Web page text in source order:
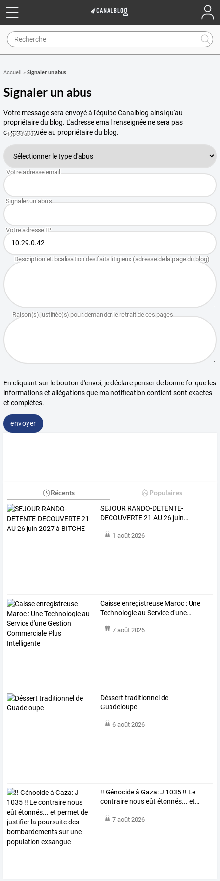
Accueil » Signaler un abus
Signaler un abus
Votre message sera envoyé à l'équipe Canalblog ainsi qu'au
propriétaire du blog. L'adresse email renseignée ne sera pas
communiquée au propriétaire du blog.
En cliquant sur le bouton d'envoi, je déclare penser de bonne foi que les
informations et allégations que ma notification contient sont exactes
et complètes.
envoyer
Récents Populaires
SEJOUR RANDO-DETENTE-
DECOUVERTE21 AU26 juin…
1 août 2026
Caisseenregistreuse Maroc : Une
Technologieau Serviced'une…
7 août 2026
Déssert traditionnel de
Guadeloupe
6 août 2026
!! Génocideà Gaza:J 1035 !! Le
contraire nouseût étonnés... et…
7 août 2026